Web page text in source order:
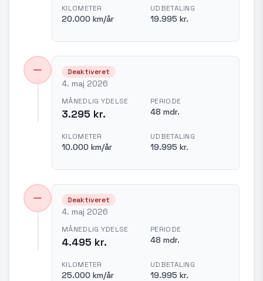
KILOMETER
20.000 km/år
UDBETALING
19.995 kr.
Deaktiveret
4. maj 2026
MÅNEDLIG YDELSE
3.295 kr.
PERIODE
48 mdr.
KILOMETER
10.000 km/år
UDBETALING
19.995 kr.
Deaktiveret
4. maj 2026
MÅNEDLIG YDELSE
4.495 kr.
PERIODE
48 mdr.
KILOMETER
25.000 km/år
UDBETALING
19.995 kr.